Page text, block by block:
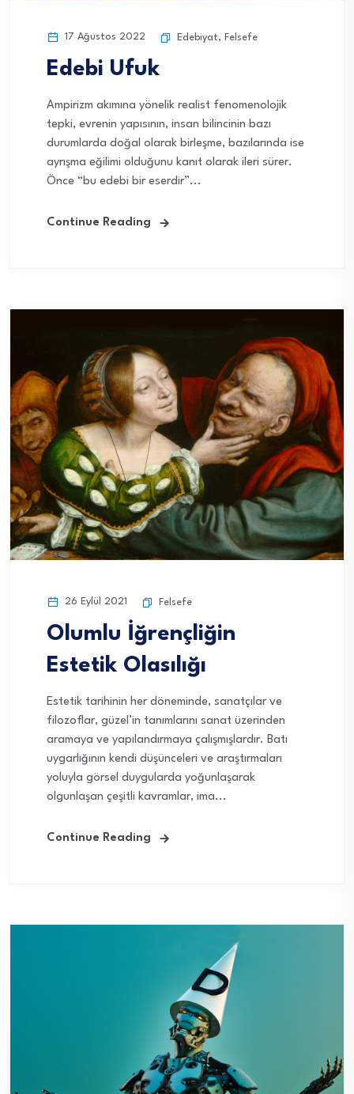
17 Ağustos 2022 Edebiyat, Felsefe
Edebi Ufuk
Ampirizm akımına yönelik realist fenomenolojik
tepki, evrenin yapısının, insan bilincinin bazı
durumlarda doğal olarak birleşme, bazılarında ise
ayrışma eğilimi olduğunu kanıt olarak ileri sürer.
Önce “bu edebi bir eserdir”...
Continue Reading
26 Eylül 2021 Felsefe
Olumlu İğrençliğin
Estetik Olasılığı
Estetik tarihinin her döneminde, sanatçılar ve
filozoflar, güzel’in tanımlarını sanat üzerinden
aramaya ve yapılandırmaya çalışmışlardır. Batı
uygarlığının kendi düşünceleri ve araştırmaları
yoluyla görsel duygularda yoğunlaşarak
olgunlaşan çeşitli kavramlar, ima...
Continue Reading